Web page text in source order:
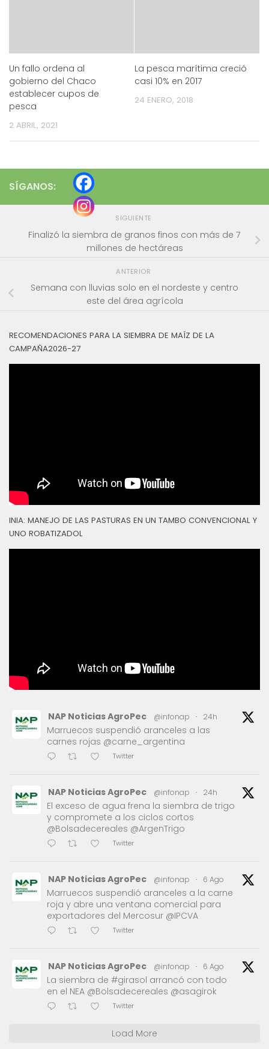
Un fallo ordena al
gobierno del Chaco
establecer cupos de
pesca
2 ABRIL, 2021
La pesca marítima creció
casi 10% en 2017
24 ENERO, 2018
SÍGANOS:
SIGUIENTE
Finalizó la siembra de granos finos con más de 7
millones de hectáreas
ANTERIOR
Semana con lluvias solo en el nordeste y centro
este del área agrícola
RECOMENDACIONES PARA LA SIEMBRA DE MAÍZ DE LA
CAMPAÑA2026-27
INIA: MANEJO DE LAS PASTURAS EN UN TAMBO CONVENCIONAL Y
UNO ROBATIZADOL
NAP Noticias AgroPec @infonap · 24h
Marruecos suspendió aranceles a las
carnes rojas @carne_argentina
Twitter
NAP Noticias AgroPec @infonap · 24h
El exceso de agua frena la siembra de trigo
y compromete a los ciclos cortos
@Bolsadecereales @ArgenTrigo
Twitter
NAP Noticias AgroPec @infonap · 6 Ago
Marruecos suspendió aranceles a la carne
roja y abre una ventana comercial para
exportadores del Mercosur @IPCVA
Twitter
NAP Noticias AgroPec @infonap · 6 Ago
La siembra de #girasol arrancó con todo
en el NEA @Bolsadecereales @asagirok
Twitter
Load More